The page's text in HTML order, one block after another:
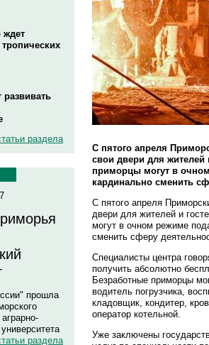
ждет
развивать
раздела
прошла
раздела
С пятого апреля
свои двери для жителей
приморцы могут в
кардинально сменить
С пятого апреля
двери для жителей и
могут в очном режиме
сменить сферу
Специалисты центра
получить абсолютно
Безработные приморцы
водитель погрузчика,
кладовщик, кондитер,
оператор котельной.
Уже заключены